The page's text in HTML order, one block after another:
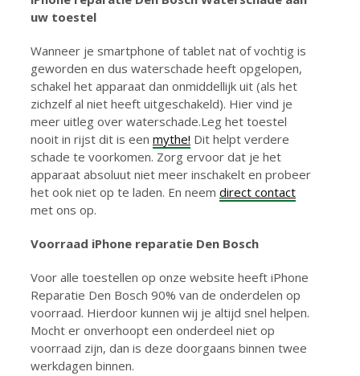
uw toestel
Wanneer je smartphone of tablet nat of vochtig is
geworden en dus waterschade heeft opgelopen,
schakel het apparaat dan onmiddellijk uit (als het
zichzelf al niet heeft uitgeschakeld). Hier vind je
meer uitleg over waterschade.Leg het toestel
nooit in rijst dit is een mythe! Dit helpt verdere
schade te voorkomen. Zorg ervoor dat je het
apparaat absoluut niet meer inschakelt en probeer
het ook niet op te laden. En neem direct contact
met ons op.
Voorraad iPhone reparatie Den Bosch
Voor alle toestellen op onze website heeft iPhone
Reparatie Den Bosch 90% van de onderdelen op
voorraad. Hierdoor kunnen wij je altijd snel helpen.
Mocht er onverhoopt een onderdeel niet op
voorraad zijn, dan is deze doorgaans binnen twee
werkdagen binnen.